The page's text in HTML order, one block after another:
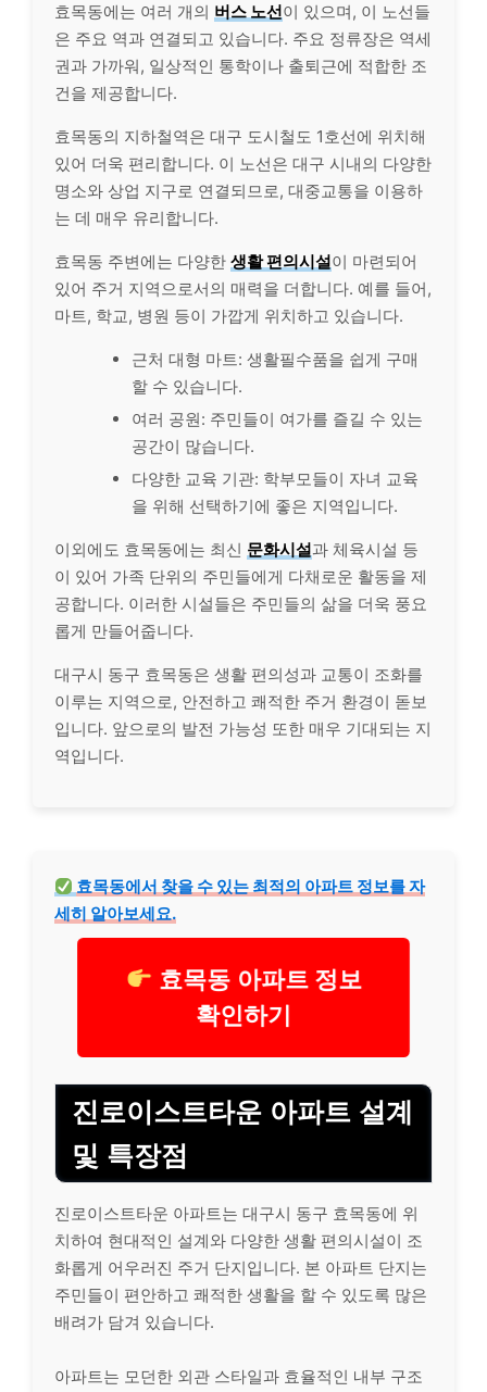
효목동에는 여러 개의 버스 노선이 있으며, 이 노선들
은 주요 역과 연결되고 있습니다. 주요 정류장은 역세
권과 가까워, 일상적인 통학이나 출퇴근에 적합한 조
건을 제공합니다.
효목동의 지하철역은 대구 도시철도 1호선에 위치해
있어 더욱 편리합니다. 이 노선은 대구 시내의 다양한
명소와 상업 지구로 연결되므로, 대중교통을 이용하
는 데 매우 유리합니다.
효목동 주변에는 다양한 생활 편의시설이 마련되어
있어 주거 지역으로서의 매력을 더합니다. 예를 들어,
마트, 학교, 병원 등이 가깝게 위치하고 있습니다.
근처 대형 마트: 생활필수품을 쉽게 구매
할 수 있습니다.
여러 공원: 주민들이 여가를 즐길 수 있는
공간이 많습니다.
다양한 교육 기관: 학부모들이 자녀 교육
을 위해 선택하기에 좋은 지역입니다.
이외에도 효목동에는 최신 문화시설과 체육시설 등
이 있어 가족 단위의 주민들에게 다채로운 활동을 제
공합니다. 이러한 시설들은 주민들의 삶을 더욱 풍요
롭게 만들어줍니다.
대구시 동구 효목동은 생활 편의성과 교통이 조화를
이루는 지역으로, 안전하고 쾌적한 주거 환경이 돋보
입니다. 앞으로의 발전 가능성 또한 매우 기대되는 지
역입니다.
효목동에서 찾을 수 있는 최적의 아파트 정보를 자
세히 알아보세요.
효목동 아파트 정보
확인하기
진로이스트타운 아파트 설계
및 특장점
진로이스트타운 아파트는 대구시 동구 효목동에 위
치하여 현대적인 설계와 다양한 생활 편의시설이 조
화롭게 어우러진 주거 단지입니다. 본 아파트 단지는
주민들이 편안하고 쾌적한 생활을 할 수 있도록 많은
배려가 담겨 있습니다.
아파트는 모던한 외관 스타일과 효율적인 내부 구조